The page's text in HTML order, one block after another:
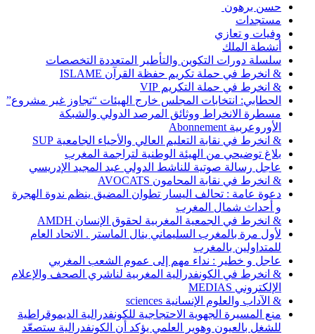
حسن برهون
مستجدات
وفيات و تعازي
أنشطة الملك
سلسلة دورات التكوين والتأطير المتعددة التخصصات
& انخرط في حملة تكريم حفظة القرآن ISLAME
& انخرط في حملة التكريم VIP
الحطابي: انتخابات المجلس خارج الهيئات “تجاوز غير مشروع”
مسطرة الانخراط ووثائق المرصد الدولي والشبكة
الأوروعربية Abonnement
& انخرط في نقابة التعليم العالي والأحياء الجامعية SUP
بلاغ توضيحي من الهيئة الوطنية لتراجمة المغرب
عاجل رسالة صوتية للناشط الدولي عبد المجيد الإدريسي
& انخرط في نقابة المحامون AVOCATS
دعوة عامة : تحالف اليسار تطوان المضيق ينظم ندوة الهجرة
و أحداث شمال المغرب
& انخرط في الجمعية المغربية لحقوق الإنسان AMDH
لأول مرة بالمغرب السليماني ينال الماستر . الاتحاد العام
للمتداولين بالمغرب
عاجل و خطير : نداء مهم إلى عموم الشعب المغربي
& انخرط في الكونفدرالية المغربية لناشري الصحف والإعلام
الإلكتروني MEDIAS
& الآداب والعلوم الإنسانية sciences
منع المسيرة الجهوية الاحتجاجية للكونفدرالية الديموقراطية
للشغل بالعيون وهوير العلمي يؤكد أن الكونفدرالية ستصعّد